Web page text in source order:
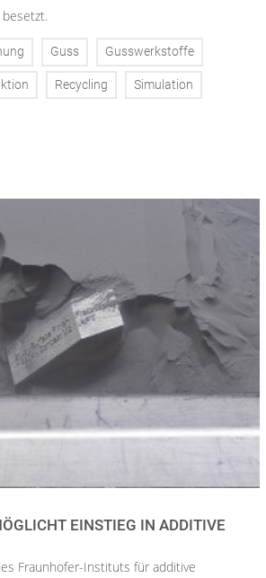
Guss Gusswerkstoffe
Recycling Simulation
EINSTIEG IN ADDITIVE
Fraunhofer-Instituts für additive